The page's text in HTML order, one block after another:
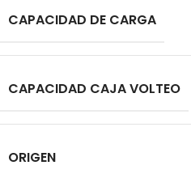
CAPACIDAD DE CARGA
CAPACIDAD CAJA VOLTEO
ORIGEN